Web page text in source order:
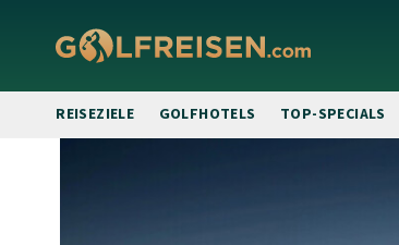
REISEZIELE GOLFHOTELS TOP-SPECIALS